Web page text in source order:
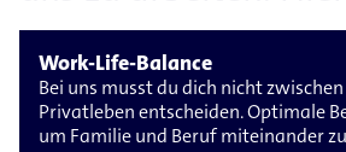
Work-Life-Balance
Bei uns musst du dich nicht
Privatleben entscheiden. Optimale
um Familie und Beruf miteinander